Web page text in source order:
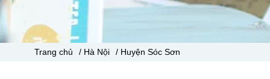
Trang chủ / Hà Nội / Huyện Sóc Sơn